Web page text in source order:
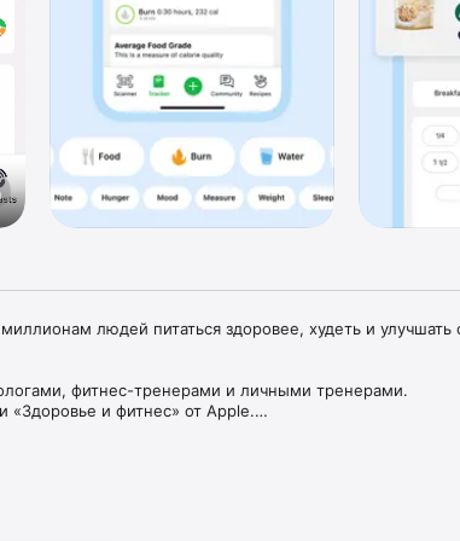
людей питаться здоровее, худеть и улучшать
фитнес-тренерами и личными тренерами.
«Здоровье и фитнес» от Apple.
и упражнения